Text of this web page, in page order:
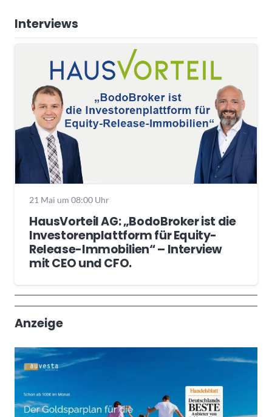
Interviews
21 Mai um 08:00 Uhr
HausVorteil AG: „BodoBroker ist die
Investorenplattform für Equity-
Release-Immobilien“ – Interview
mit CEO und CFO.
Wochenrückblick
Trendthemen
Anzeige